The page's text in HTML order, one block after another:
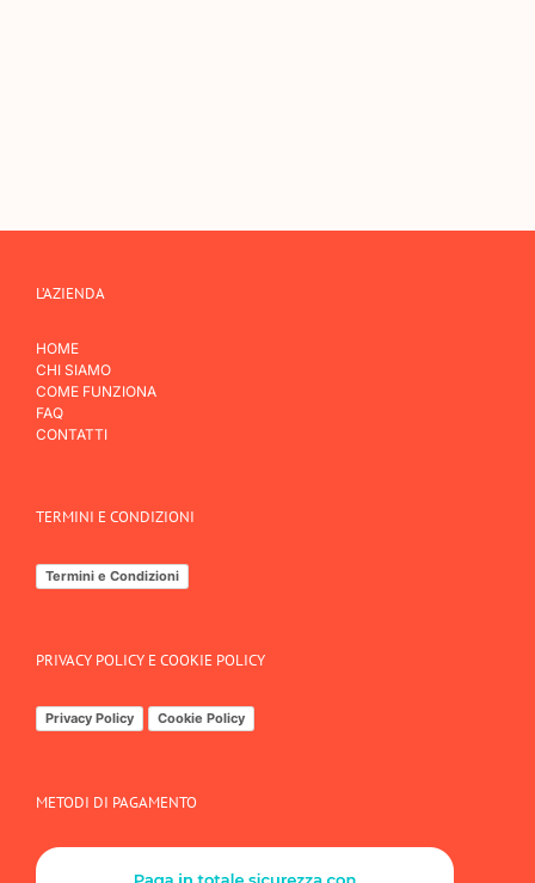
L’AZIENDA
HOME
CHI SIAMO
COME FUNZIONA
FAQ
CONTATTI
TERMINI E CONDIZIONI
Termini e Condizioni
PRIVACY POLICY E COOKIE POLICY
Privacy Policy Cookie Policy
METODI DI PAGAMENTO